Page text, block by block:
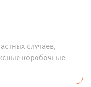
случаев,
коробочные